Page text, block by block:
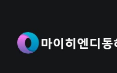
content